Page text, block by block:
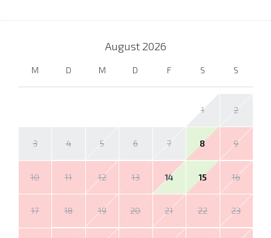
August 2026
M D M D F S S
1 2
3 4 5 6 7 8 9
10 11 12 13 14 15 16
17 18 19 20 21 22 23